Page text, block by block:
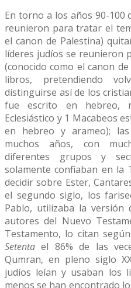
En torno a los años 90-100
reunieron para tratar el
el canon de Palestina)
líderes judíos se reunieron
(conocido como el canon
libros, pretendiendo
distinguirse así de los
fue escrito en hebreo,
Eclesiástico y 1 Macabeos
en hebreo y arameo);
muchos años, con
diferentes grupos y
solamente confiaban en la
decidir sobre Ester,
el segundo siglo, los
Pablo, utilizaba la
autores del Nuevo
Testamento, lo citan
Setentael 86% de las
Qumran, en pleno siglo
judíos leían y usaban los
menos se han encontrado